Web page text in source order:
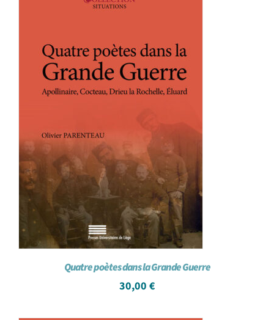
Panier WooCommerce
Quatre poètes dans la Grande Guerre
30,00 €